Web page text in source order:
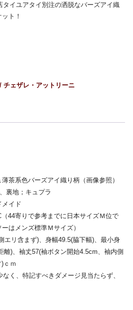
タイユアタイ別注の洒脱なバーズアイ織
ト！
ェザレ・アットリーニ
茶系色バーズアイ織り柄（画像参照）
裏地；キュプラ
メイド
（44寄りで参考までに日本サイズＭ位で
はメンズ標準Ｍサイズ）
エリ含まず)、身幅49.5(脇下幅)、最小身
離)、袖丈57(袖ボタン開始4.5cm、袖内側
ｃｍ
なく、特記すべきダメージ見当たらず、